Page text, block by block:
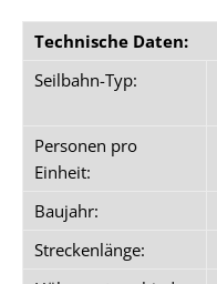
Technische Daten:
Seilbahn-Typ:
Personen pro
Einheit:
Baujahr:
Streckenlänge: